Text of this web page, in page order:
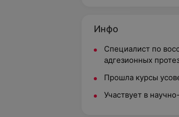
Инфо
Специалист по
адгезионных
Прошла курсы
Участвует в